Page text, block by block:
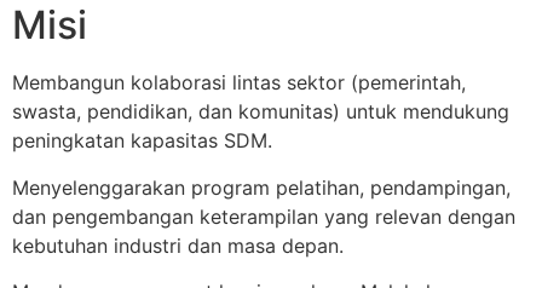
Misi
Membangun kolaborasi lintas sektor (pemerintah,
swasta, pendidikan, dan komunitas) untuk mendukung
peningkatan kapasitas SDM.
Menyelenggarakan program pelatihan, pendampingan,
dan pengembangan keterampilan yang relevan dengan
kebutuhan industri dan masa depan.